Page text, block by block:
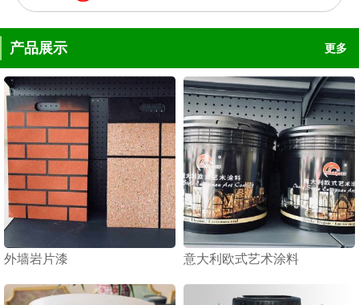
产品展示 更多
外墙岩片漆 意大利欧式艺术涂料